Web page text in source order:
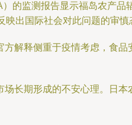
的监测报告显示福岛农产
出国际社会对此问题的审慎
解释侧重于疫情考虑，食
长期形成的不安心理。日